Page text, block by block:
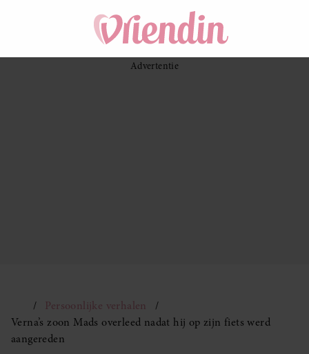
Persoonlijke verhalen
Verna’s zoon Mads overleed nadat hij op zijn fiets werd
aangereden